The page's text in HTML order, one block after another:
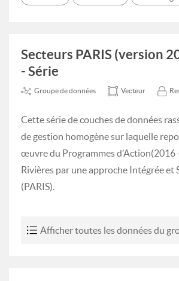
Secteurs PARIS (version
- Série
Groupe de données Vecteur
Cette série de couches de données
de gestion homogène sur laquelle
œuvre du Programmes d’Action(2016
Rivières par une approche Intégrée et
(PARIS).
Afficher toutes les données du